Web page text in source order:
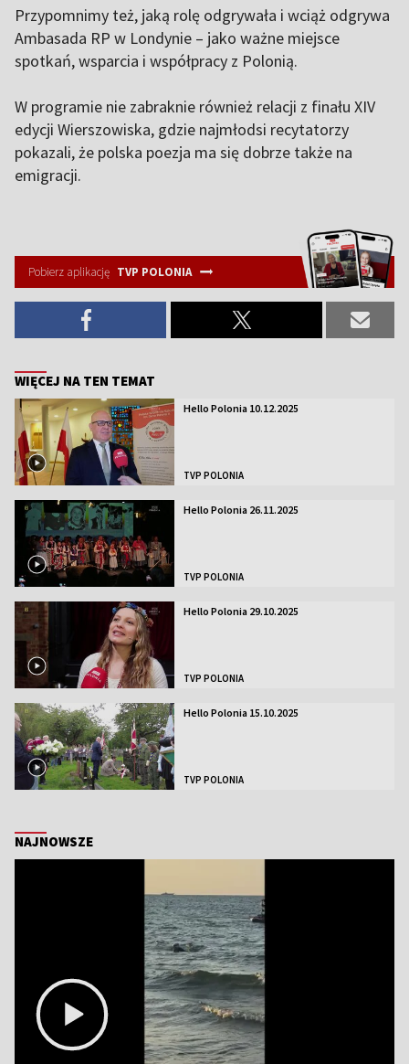
Przypomnimy też, jaką rolę odgrywała i wciąż odgrywa
Ambasada RP w Londynie – jako ważne miejsce
spotkań, wsparcia i współpracy z Polonią.
W programie nie zabraknie również relacji z finału XIV
edycji Wierszowiska, gdzie najmłodsi recytatorzy
pokazali, że polska poezja ma się dobrze także na
emigracji.
Pobierz aplikację TVP POLONIA
WIĘCEJ NA TEN TEMAT
Hello Polonia 10.12.2025
TVP POLONIA
Hello Polonia 26.11.2025
TVP POLONIA
Hello Polonia 29.10.2025
TVP POLONIA
Hello Polonia 15.10.2025
TVP POLONIA
NAJNOWSZE